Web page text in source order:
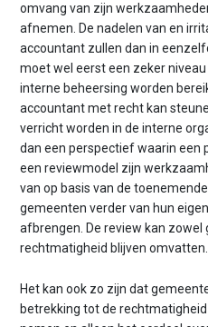
omvang van zijn
afnemen. De nadelen van en
accountant zullen dan in
moet wel eerst een zeker
interne beheersing worden
accountant met recht kan
verricht worden in de interne
dan een perspectief waarin een
een reviewmodel zijn
van op basis van de
gemeenten verder van hun
afbrengen. De review kan zowel
rechtmatigheid blijven omvatten.
Het kan ook zo zijn dat
betrekking tot de